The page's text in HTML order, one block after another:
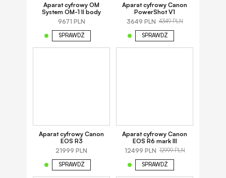
Aparat cyfrowy OM
System OM-1 II body
9671 PLN
SPRAWDŹ
Aparat cyfrowy Canon
PowerShot V1
3649 PLN 4349 PLN
SPRAWDŹ
Aparat cyfrowy Canon
EOS R3
21999 PLN
SPRAWDŹ
Aparat cyfrowy Canon
EOS R6 mark III
12499 PLN 12999 PLN
SPRAWDŹ